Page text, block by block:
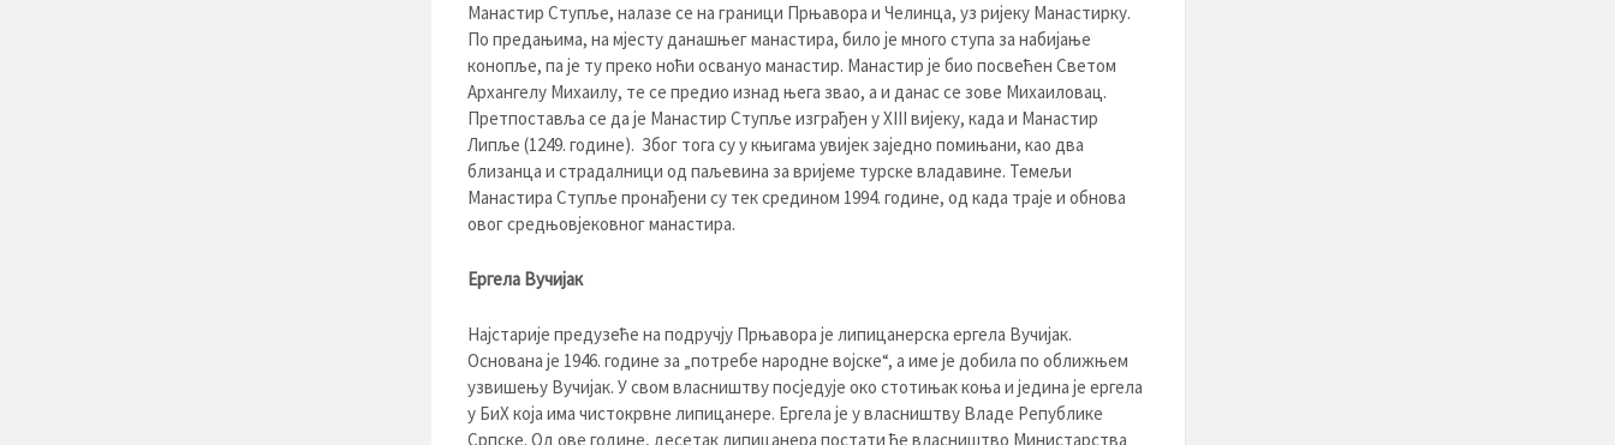
Манастир Ступље, налазе се на граници Прњавора и Челинца, уз ријеку Манастирку.
По предањима, на мјесту данашњег манастира, било је много ступа за набијање
конопље, па је ту преко ноћи освануо манастир. Манастир је био посвећен Светом
Архангелу Михаилу, те се предио изнад њега звао, а и данас се зове Михаиловац.
Претпоставља се да је Манастир Ступље изграђен у XIII вијеку, када и Манастир
Липље (1249. године). Због тога су у књигама увијек заједно помињани, као два
близанца и страдалници од паљевина за вријеме турске владавине. Темељи
Манастира Ступље пронађени су тек средином 1994. године, од када траје и обнова
овог средњовјековног манастира.
Ергела Вучијак
Најстарије предузеће на подручју Прњавора је липицанерска ергела Вучијак.
Основана је 1946. године за „потребе народне војске“, а име је добила по оближњем
узвишењу Вучијак. У свом власништву посједује око стотињак коња и једина је ергела
у БиХ која има чистокрвне липицанере. Ергела је у власништву Владе Републике
Српске. Од ове године, десетак липицанера постати ће власништво Министарства